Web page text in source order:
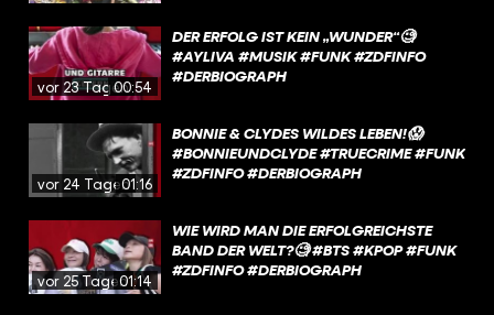
vor 23 Tagen00:54
DER ERFOLG IST KEIN „WUNDER“🧐
#AYLIVA #MUSIK #FUNK #ZDFINFO
#DERBIOGRAPH
vor 24 Tagen01:16
BONNIE & CLYDES WILDES LEBEN!😱
#BONNIEUNDCLYDE #TRUECRIME #FUNK
#ZDFINFO #DERBIOGRAPH
vor 25 Tagen01:14
WIE WIRD MAN DIE ERFOLGREICHSTE
BAND DER WELT?🧐 #BTS #KPOP #FUNK
#ZDFINFO #DERBIOGRAPH